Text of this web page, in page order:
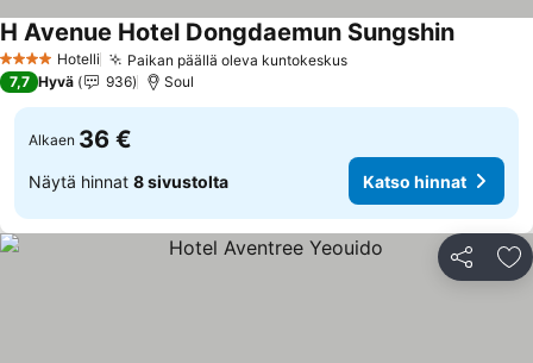
4 Tähtiluokitus
Hotelli Paikan päällä oleva kuntokeskus
H Avenue Hotel Dongdaemun Sungshin
7,7 Hyvä 936 Soul
Alkaen 36 €
Näytä hinnat 8 sivustolta Katso hinnat
Jaa